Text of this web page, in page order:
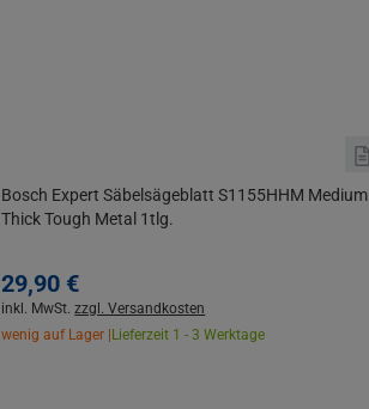
Bosch Expert Säbelsägeblatt S1155HHM Medium
Thick Tough Metal 1tlg.
29,90 €
inkl. MwSt.zzgl. Versandkosten
wenig auf Lager | Lieferzeit 1 - 3 Werktage